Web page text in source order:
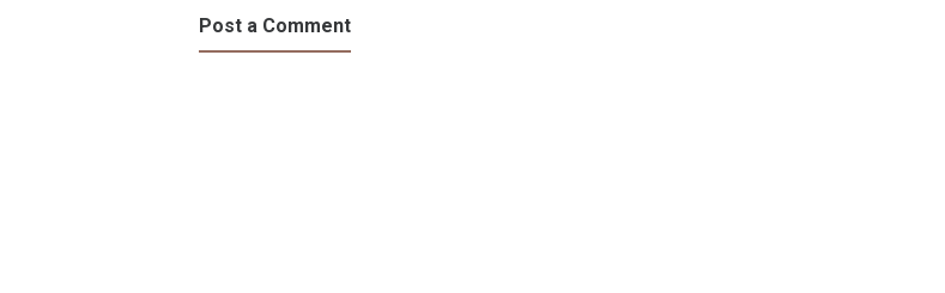
Post a Comment